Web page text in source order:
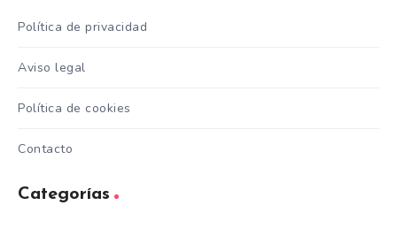
Política de privacidad
Aviso legal
Política de cookies
Contacto
Categorías